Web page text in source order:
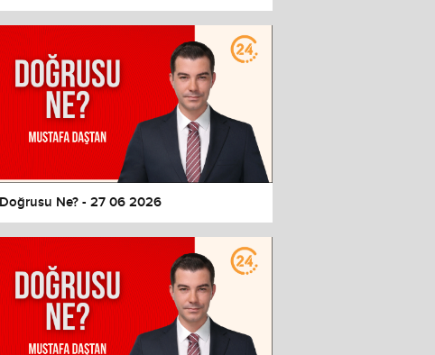
Doğrusu Ne? - 27 06 2026